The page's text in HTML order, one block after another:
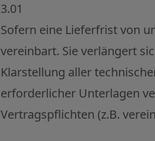
3.01
Sofern eine Lieferfrist von
vereinbart. Sie verlängert
Klarstellung aller
erforderlicher Unterlagen
Vertragspflichten (z.B.